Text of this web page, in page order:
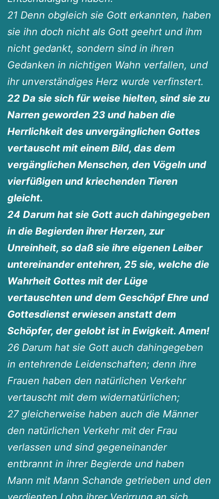
21 Denn obgleich sie Gott erkannten, haben
sie ihn doch nicht als Gott geehrt und ihm
nicht gedankt, sondern sind in ihren
Gedanken in nichtigen Wahn verfallen, und
ihr unverständiges Herz wurde verfinstert.
22 Da sie sich für weise hielten, sind sie zu
Narren geworden 23 und haben die
Herrlichkeit des unvergänglichen Gottes
vertauscht mit einem Bild, das dem
vergänglichen Menschen, den Vögeln und
vierfüßigen und kriechenden Tieren
gleicht.
24 Darum hat sie Gott auch dahingegeben
in die Begierden ihrer Herzen, zur
Unreinheit, so daß sie ihre eigenen Leiber
untereinander entehren, 25 sie, welche die
Wahrheit Gottes mit der Lüge
vertauschten und dem Geschöpf Ehre und
Gottesdienst erwiesen anstatt dem
Schöpfer, der gelobt ist in Ewigkeit. Amen!
26 Darum hat sie Gott auch dahingegeben
in entehrende Leidenschaften; denn ihre
Frauen haben den natürlichen Verkehr
vertauscht mit dem widernatürlichen;
27 gleicherweise haben auch die Männer
den natürlichen Verkehr mit der Frau
verlassen und sind gegeneinander
entbrannt in ihrer Begierde und haben
Mann mit Mann Schande getrieben und den